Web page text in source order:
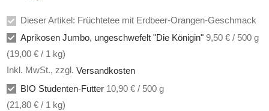
Dieser Artikel: Früchtetee mit Erdbeer-Orangen-Geschmack
Aprikosen Jumbo, ungeschwefelt "Die Königin" 9,50 € / 500 g
(19,00 € / 1 kg)
Inkl. MwSt., zzgl. Versandkosten
BIO Studenten-Futter 10,90 € / 500 g
(21,80 € / 1 kg)